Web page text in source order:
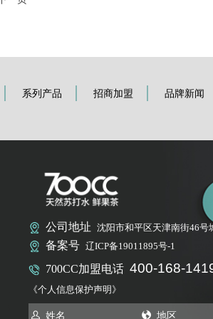
系列产品 招商加盟 品牌新闻
公司地址 沈阳市和平区天津南街46号
备案号 辽ICP备19011895号-1
700CC加盟电话 400-168-
《个人信息保护声明》